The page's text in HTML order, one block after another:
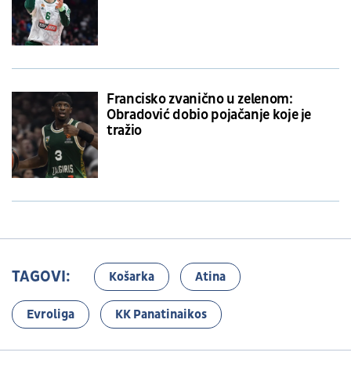
Francisko zvanično u zelenom:
Obradović dobio pojačanje koje je
tražio
TAGOVI: Košarka Atina
Evroliga KK Panatinaikos